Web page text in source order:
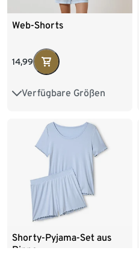
Web-Shorts
14,99
Verfügbare Größen
34 36 38 40
44
Shorty-Pyjama-Set aus
Rippe